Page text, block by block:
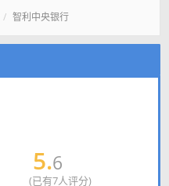
智利中央银行
5.6
(已有7人评分)